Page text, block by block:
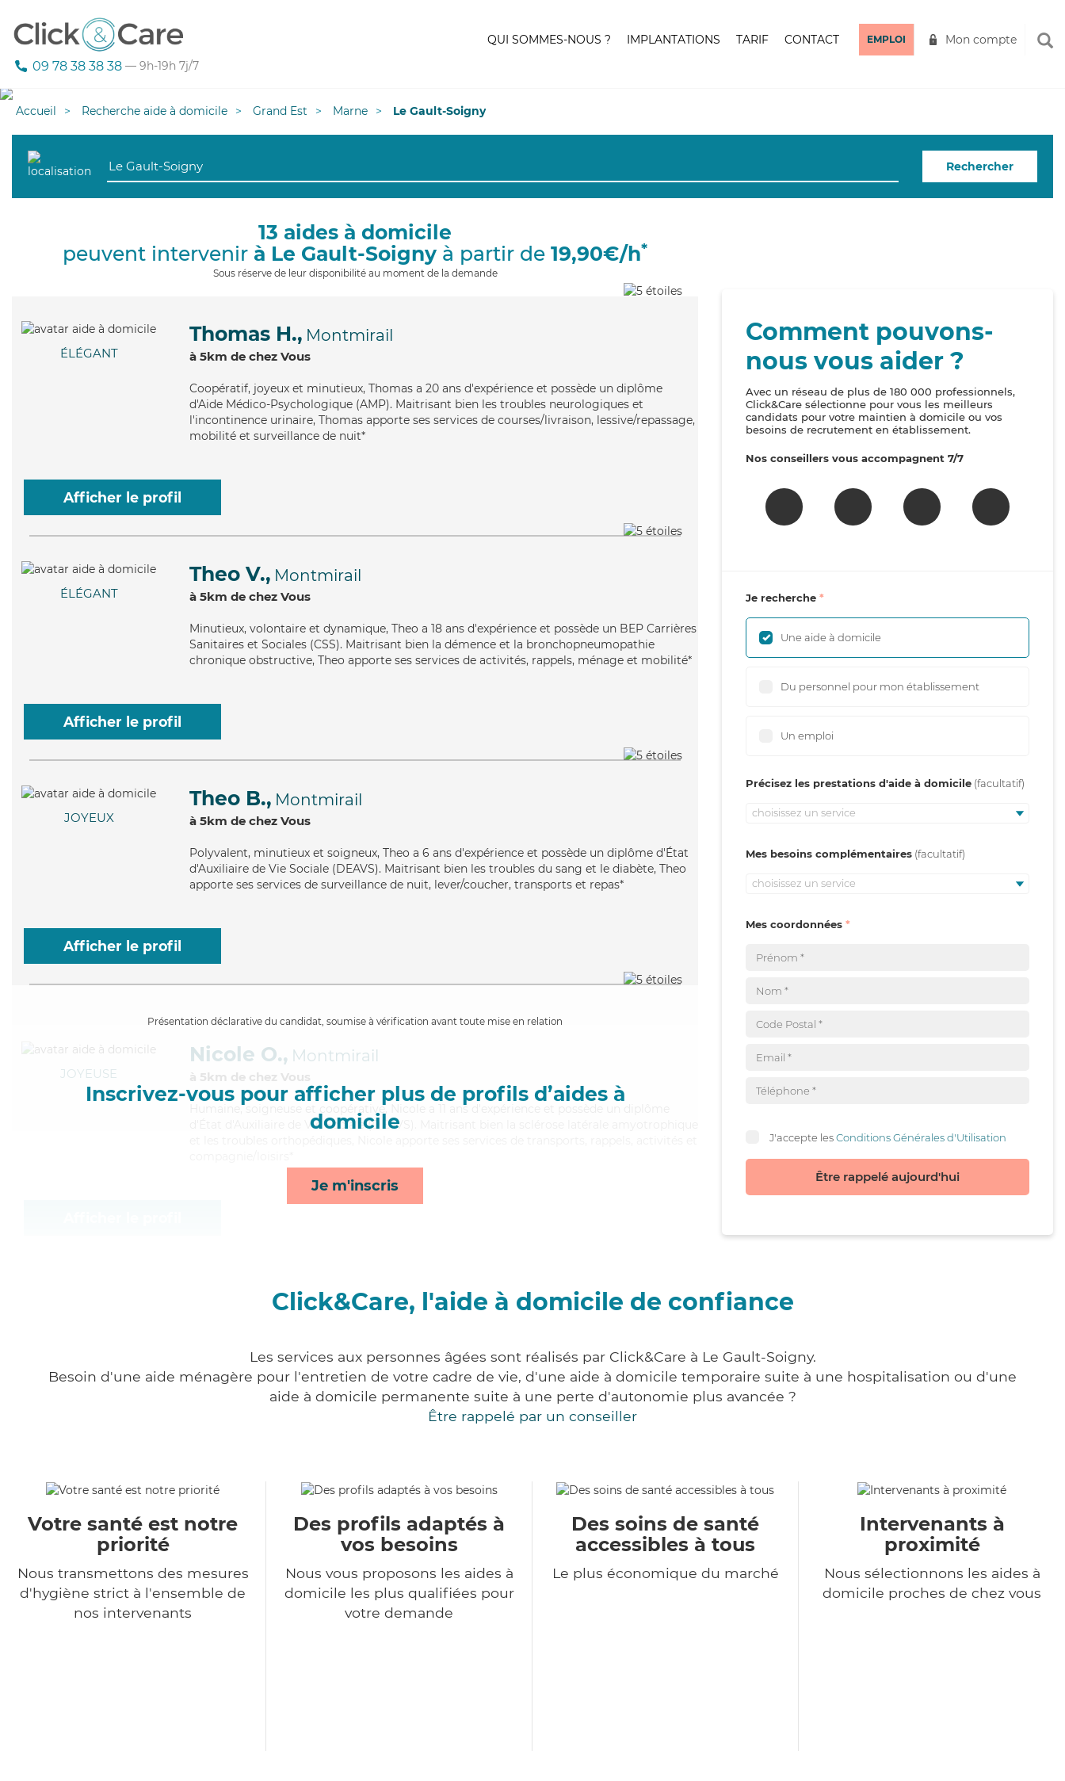
09 78 38 38 38 — 9h-19h 7j/7
QUI SOMMES-NOUS ? IMPLANTATIONS TARIF CONTACT EMPLOI Mon compte
Accueil Recherche aide à domicile Grand Est Marne Le Gault-Soigny
Rechercher
13 aides à domicile
peuvent intervenir à Le Gault-Soigny à partir de 19,90€/h*
Sous réserve de leur disponibilité au moment de la demande
ÉLÉGANT
Thomas H., Montmirail
à 5km de chez Vous
Coopératif, joyeux et minutieux, Thomas a 20 ans d'expérience et possède un diplôme
d'Aide Médico-Psychologique (AMP). Maitrisant bien les troubles neurologiques et
l'incontinence urinaire, Thomas apporte ses services de courses/livraison, lessive/repassage,
mobilité et surveillance de nuit*
Afficher le profil
ÉLÉGANT
Theo V., Montmirail
à 5km de chez Vous
Minutieux, volontaire et dynamique, Theo a 18 ans d'expérience et possède un BEP Carrières
Sanitaires et Sociales (CSS). Maitrisant bien la démence et la bronchopneumopathie
chronique obstructive, Theo apporte ses services de activités, rappels, ménage et mobilité*
Afficher le profil
JOYEUX
Theo B., Montmirail
à 5km de chez Vous
Polyvalent, minutieux et soigneux, Theo a 6 ans d'expérience et possède un diplôme d'État
d'Auxiliaire de Vie Sociale (DEAVS). Maitrisant bien les troubles du sang et le diabète, Theo
apporte ses services de surveillance de nuit, lever/coucher, transports et repas*
Afficher le profil
Présentation déclarative du candidat, soumise à vérification avant toute mise en relation
Inscrivez-vous pour afficher plus de profils d’aides à
domicile
Je m'inscris
JOYEUSE
Nicole O., Montmirail
à 5km de chez Vous
, soigneuse et coopérative, Nicole a 11 ans d'expérience et possède un diplôme
d'État d'Auxiliaire de Vie Sociale (DEAVS). Maitrisant bien la sclérose latérale amyotrophique
Comment pouvons-
nous vous aider ?
Avec un réseau de plus de 180 000 professionnels,
Click&Care sélectionne pour vous les meilleurs
candidats pour votre maintien à domicile ou vos
besoins de recrutement en établissement.
Nos conseillers vous accompagnent 7/7
Je recherche
Une aide à domicile
Du personnel pour mon établissement
Un emploi
Précisez les prestations d'aide à domicile
choisissez un service
Mes besoins complémentaires
choisissez un service
Mes coordonnées
J'accepte lesConditions Générales d'Utilisation
Être rappelé aujourd'hui
Click&Care, l'aide à domicile de confiance
Les services aux personnes âgées sont réalisés par Click&Care à Le Gault-Soigny.
Besoin d'une aide ménagère pour l'entretien de votre cadre de vie, d'une aide à domicile temporaire suite à une hospitalisation ou d'une
aide à domicile permanente suite à une perte d'autonomie plus avancée ?
Être rappelé par un conseiller
Votre santé est notre
priorité
Nous transmettons des mesures
d'hygiène strict à l'ensemble de
nos intervenants
Des profils adaptés à
vos besoins
Nous vous proposons les aides à
domicile les plus qualifiées pour
votre demande
Des soins de santé
accessibles à tous
Le plus économique du marché
Intervenants à
proximité
Nous sélectionnons les aides à
domicile proches de chez vous